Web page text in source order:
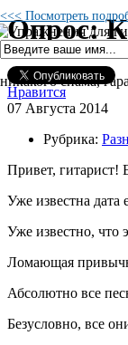
Опрос:
Нравится
07 Августа 2014
Рубрика:
Привет, гитарист!
Уже известна дата
Уже известно, что
Ломающая
Абсолютно все
Безусловно, все
<<< Посмотреть
никакого спама,